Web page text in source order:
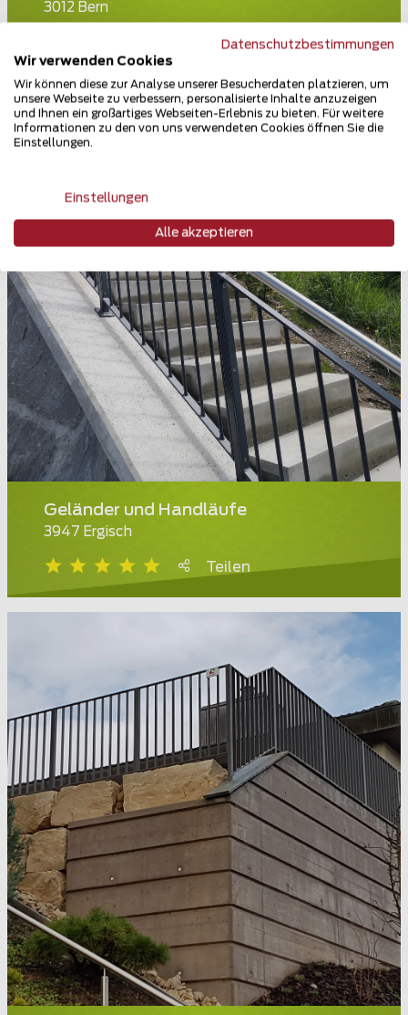
3012 Bern
Teilen
Geländer und Handläufe
3947 Ergisch
Teilen
Datenschutzbestimmungen
Wir verwenden Cookies
Wir können diese zur Analyse unserer Besucherdaten platzieren, um
unsere Webseite zu verbessern, personalisierte Inhalte anzuzeigen
und Ihnen ein großartiges Webseiten-Erlebnis zu bieten. Für weitere
Informationen zu den von uns verwendeten Cookies öffnen Sie die
Einstellungen.
Einstellungen
Alle akzeptieren